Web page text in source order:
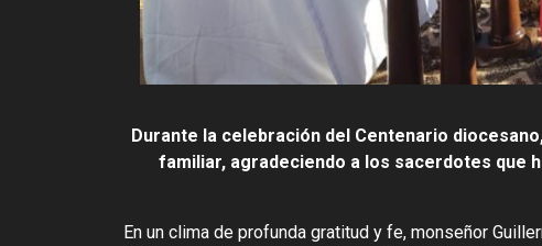
Durante la celebración del Centenario
familiar, agradeciendo a los sacerdotes que
En un clima de profunda gratitud y fe, monseñor